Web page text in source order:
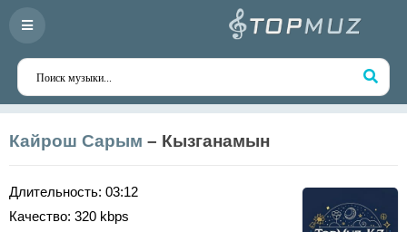
Кайрош Сарым – Кызганамын
Длительность: 03:12
Качество: 320 kbps